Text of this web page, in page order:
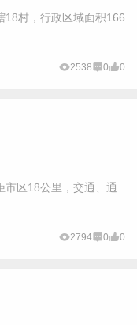
村，行政区域面积166
2538 0 0
18公里，交通、通
2794 0 0